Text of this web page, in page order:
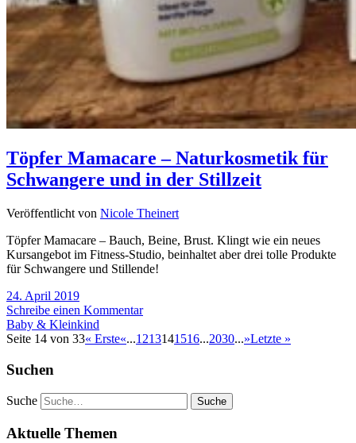
Töpfer Mamacare – Naturkosmetik für
Schwangere und in der Stillzeit
Veröffentlicht von Nicole Theinert
Töpfer Mamacare – Bauch, Beine, Brust. Klingt wie ein neues
Kursangebot im Fitness-Studio, beinhaltet aber drei tolle Produkte
für Schwangere und Stillende!
24. April 2019
Schreibe einen Kommentar
Baby & Kleinkind
Seite 14 von 33« Erste«...1213141516...2030...»Letzte »
Suchen
Suche
Aktuelle Themen